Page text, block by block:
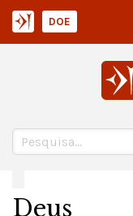
DOE
Deus